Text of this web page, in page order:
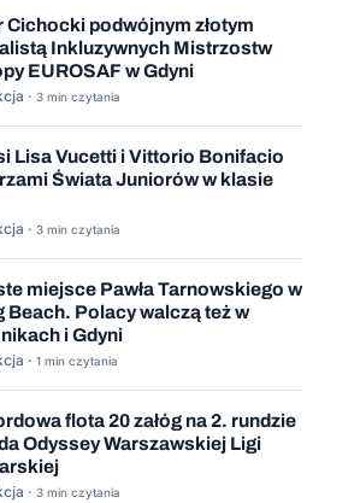
Cichocki podwójnym złotym
Inkluzywnych Mistrzostw
EUROSAF w Gdyni
· 3 min czytania
Lisa Vucetti i Vittorio Bonifacio
Świata Juniorów w klasie
· 3 min czytania
miejsce Pawła Tarnowskiego w
Beach. Polacy walczą też w
i Gdyni
· 1 min czytania
flota 20 załóg na 2. rundzie
Odyssey Warszawskiej Ligi
· 3 min czytania